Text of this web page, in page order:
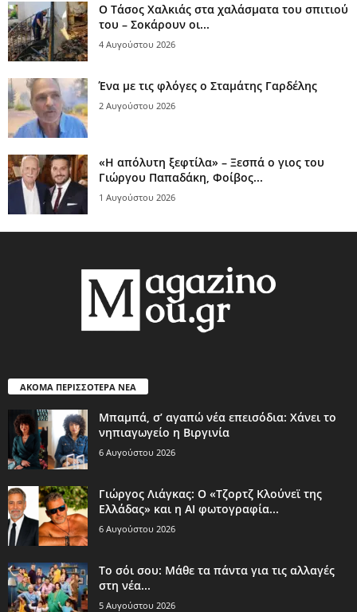
Ο Τάσος Χαλκιάς στα χαλάσματα του σπιτιού
του – Σοκάρουν οι...
4 Αυγούστου 2026
Ένα με τις φλόγες ο Σταμάτης Γαρδέλης
2 Αυγούστου 2026
«Η απόλυτη ξεφτίλα» – Ξεσπά ο γιος του
Γιώργου Παπαδάκη, Φοίβος...
1 Αυγούστου 2026
ΑΚΟΜΑ ΠΕΡΙΣΣΟΤΕΡΑ ΝΕΑ
Μπαμπά, σ’ αγαπώ νέα επεισόδια: Χάνει το
νηπιαγωγείο η Βιργινία
6 Αυγούστου 2026
Γιώργος Λιάγκας: Ο «Τζορτζ Κλούνεϊ της
Ελλάδας» και η AI φωτογραφία...
6 Αυγούστου 2026
Το σόι σου: Μάθε τα πάντα για τις αλλαγές
στη νέα...
5 Αυγούστου 2026